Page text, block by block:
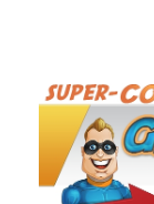
Prénom
Courriel
*